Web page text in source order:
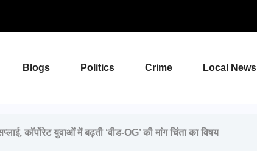
Blogs Politics Crime Local News
कॉर्पोरेट युवाओं में बढ़ती ‘वीड-OG’ की मांग चिंता का विषय